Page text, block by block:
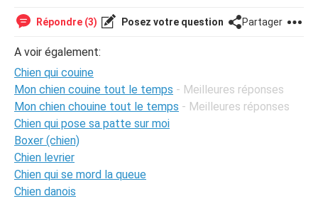
Répondre (3) Posez votre question Partager
A voir également:
Chien qui couine
Mon chien couine tout le temps - Meilleures réponses
Mon chien chouine tout le temps - Meilleures réponses
Chien qui pose sa patte sur moi
Boxer (chien)
Chien levrier
Chien qui se mord la queue
Chien danois